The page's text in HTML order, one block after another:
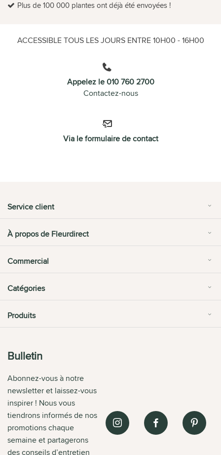
Plus de 100 000 plantes ont déjà été envoyées !
ACCESSIBLE TOUS LES JOURS ENTRE 10H00 - 16H00
Appelez le 010 760 2700
Contactez-nous
Via le formulaire de contact
Service client
À propos de Fleurdirect
Commercial
Catégories
Produits
Bulletin
Abonnez-vous à notre
newsletter et laissez-vous
inspirer ! Nous vous
tiendrons informés de nos
promotions chaque
semaine et partagerons
des conseils d’entretien